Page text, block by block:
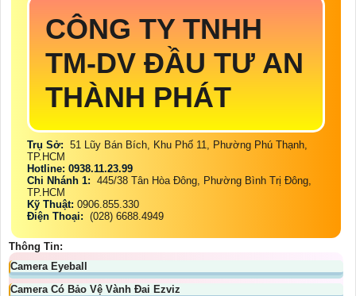
CÔNG TY TNHH
TM-DV ĐẦU TƯ AN
THÀNH PHÁT
Trụ Sở: 51 Lũy Bán Bích, Khu Phố 11, Phường Phú Thạnh,
TP.HCM
Hotline: 0938.11.23.99
Chi Nhánh 1: 445/38 Tân Hòa Đông, Phường Bình Trị Đông,
TP.HCM
Kỹ Thuật: 0906.855.330
Điện Thoại: (028) 6688.4949
Thông Tin:
Camera Eyeball
Camera Có Bảo Vệ Vành Đai Ezviz